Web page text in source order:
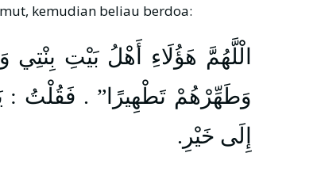
kemudian beliau berdoa:
الْلَّهُمَّ هَؤُلَاءِ أَهْلُ بَيْتِ
وَطَهِّرْهُمْ تَطْهِيرًا” . فَقُلْتُ :
إِلَى خَيْرِ.